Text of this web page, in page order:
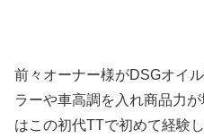
前々オーナー様がDSGオイ
ラーや車高調を入れ商品力
はこの初代TTで初めて経験